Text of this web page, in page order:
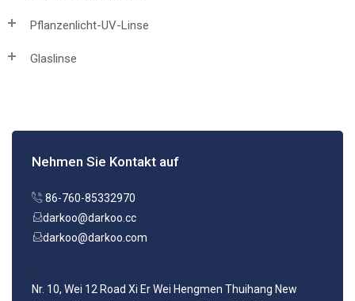
Pflanzenlicht-UV-Linse
Glaslinse
Nehmen Sie Kontakt auf
86-760-85332970
darkoo@darkoo.cc
darkoo@darkoo.com
Nr. 10, Wei 12 Road Xi Er Wei Hengmen Thuihang New